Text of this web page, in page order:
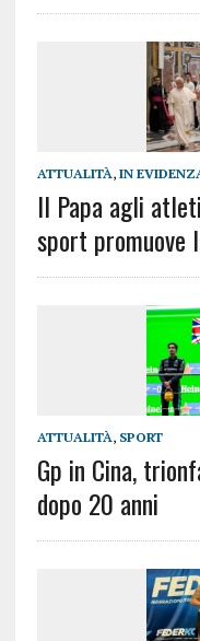
ATTUALITÀ, IN
Il Papa agli
sport promuove
ATTUALITÀ, SPORT
Gp in Cina,
dopo 20 anni